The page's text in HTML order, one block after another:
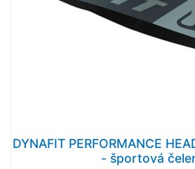
DYNAFIT PERFORMANCE
- športová